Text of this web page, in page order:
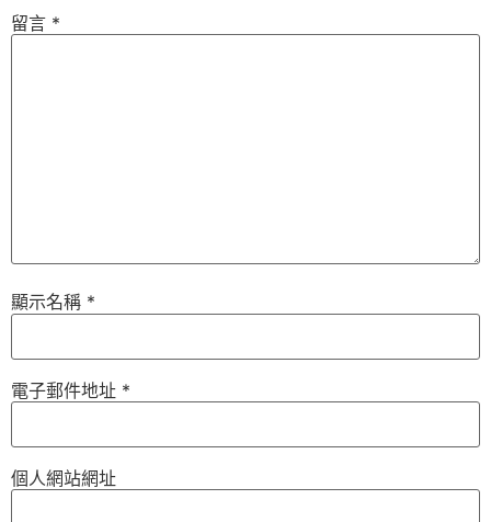
留言 *
顯示名稱 *
電子郵件地址 *
個人網站網址